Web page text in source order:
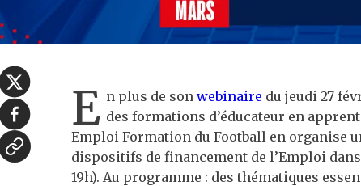
E n plus de sonwebinaire du jeudi 27
des formations d’éducateur en
Emploi Formation du Football en organise
dispositifs de financement de l’Emploi
19h). Au programme : des thématiques